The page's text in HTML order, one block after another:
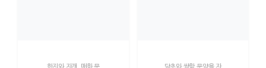
한지와 자개, 매화 문 당초와 쌍학 문양을 자